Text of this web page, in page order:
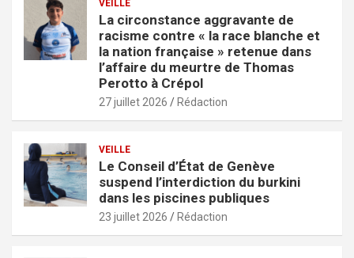
VEILLE
La circonstance aggravante de
racisme contre « la race blanche et
la nation française » retenue dans
l’affaire du meurtre de Thomas
Perotto à Crépol
27 juillet 2026 Rédaction
VEILLE
Le Conseil d’État de Genève
suspend l’interdiction du burkini
dans les piscines publiques
23 juillet 2026 Rédaction